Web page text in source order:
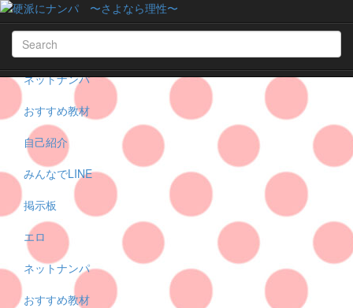
エロ
みんなでLINE
ネットナンパ
おすすめ教材
自己紹介
みんなでLINE
掲示板
エロ
ネットナンパ
おすすめ教材